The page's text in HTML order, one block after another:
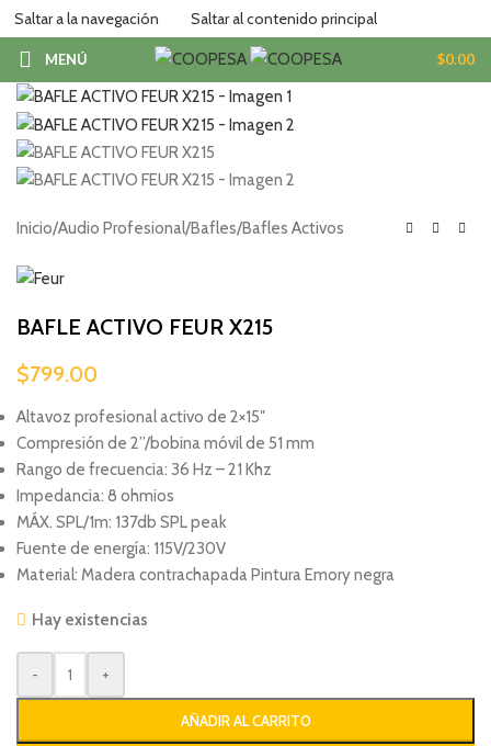
Saltar a la navegación Saltar al contenido principal
MENÚ $0.00
Inicio/Audio Profesional/Bafles/Bafles Activos
BAFLE ACTIVO FEUR X215
$799.00
Altavoz profesional activo de 2×15″
Compresión de 2”/bobina móvil de 51 mm
Rango de frecuencia: 36 Hz – 21 Khz
Impedancia: 8 ohmios
MÁX. SPL/1m: 137db SPL peak
Fuente de energía: 115V/230V
Material: Madera contrachapada Pintura Emory negra
Hay existencias
- +
AÑADIR AL CARRITO